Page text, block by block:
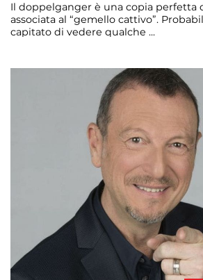
Il doppelganger è una copia perfetta
associata al “gemello cattivo”.
capitato di vedere qualche ...
admin@admin.com 3 days fa